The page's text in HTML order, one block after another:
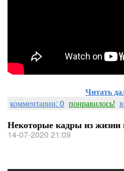
Читать
комментарии: 0 понравилось!
Некоторые кадры из
14-07-2020 21:09